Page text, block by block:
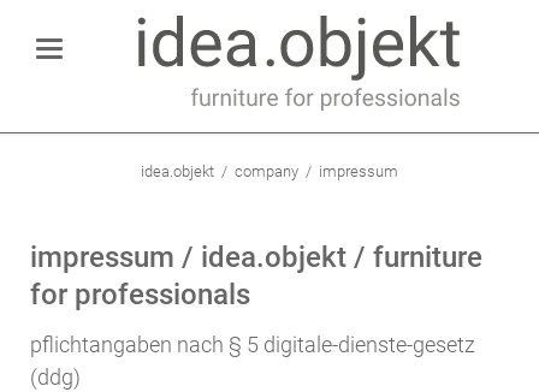
idea.objekt company impressum
impressum / idea.objekt / furniture
for professionals
pflichtangaben nach § 5 digitale-dienste-gesetz
(ddg)